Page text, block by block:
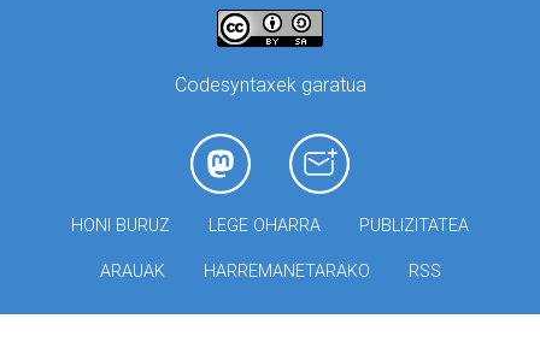
Codesyntaxek garatua
HONI BURUZ LEGE OHARRA PUBLIZITATEA
ARAUAK HARREMANETARAKO RSS